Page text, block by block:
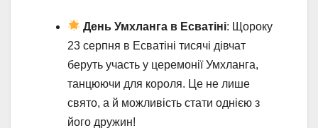
День Умхланга в Есватіні: Щороку
23 серпня в Есватіні тисячі дівчат
беруть участь у церемонії Умхланга,
танцюючи для короля. Це не лише
свято, а й можливість стати однією з
його дружин!